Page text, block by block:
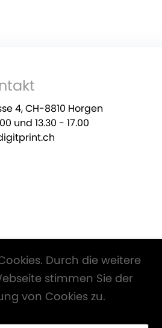
4, CH-8810 Horgen
und 13.30 - 17.00
und zzgl.Versandkosten
Durch die weitere
stimmen Sie der
von Cookies zu.